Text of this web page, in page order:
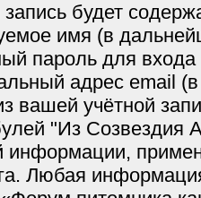
будет
имя (в
пароль для
адрес email
вашей учётной
"Из Созвездия
информации,
Любая